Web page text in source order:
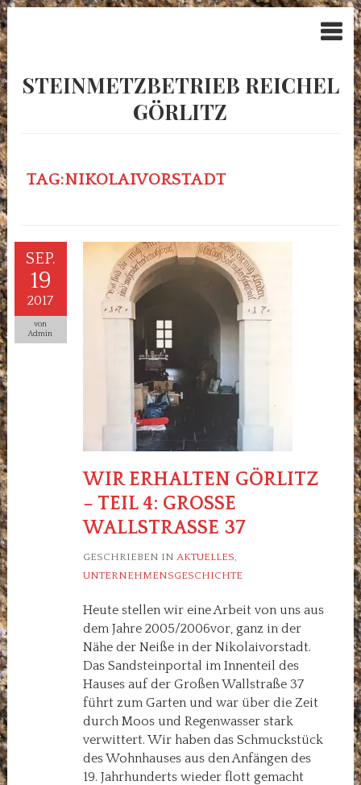
STEINMETZBETRIEB REICHEL
GÖRLITZ
TAG:NIKOLAIVORSTADT
SEP.
19
2017
von
Admin
WIR ERHALTEN GÖRLITZ
– TEIL 4: GROSSE W
ALLSTRASSE 37
GESCHRIEBEN IN AKTUELLES,
UNTERNEHMENSGESCHICHTE
Heute stellen wir eine Arbeit von uns aus
dem Jahre 2005/2006vor, ganz in der
Nähe der Neiße in der Nikolaivorstadt.
Das Sandsteinportal im Innenteil des
Hauses auf der Großen Wallstraße 37
führt zum Garten und war über die Zeit
durch Moos und Regenwasser stark
verwittert. Wir haben das Schmuckstück
des Wohnhauses aus den Anfängen des
19. Jahrhunderts wieder flott gemacht